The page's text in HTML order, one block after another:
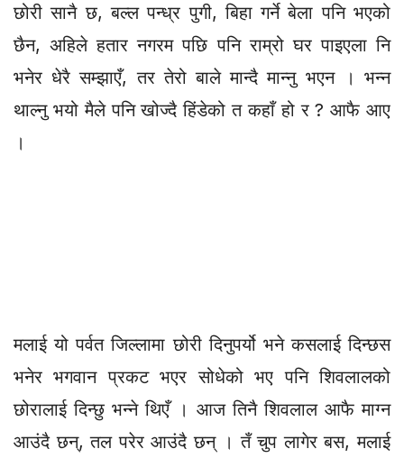
छोरी सानै छ, बल्ल पन्ध्र पुगी, बिहा गर्ने बेला पनि भएको
छैन, अहिले हतार नगरम पछि पनि राम्रो घर पाइएला नि
भनेर धेरै सम्झाएँ, तर तेरो बाले मान्दै मान्नु भएन । भन्न
थाल्नु भयो मैले पनि खोज्दै हिंडेको त कहाँ हो र ? आफै आए
।
मलाई यो पर्वत जिल्लामा छोरी दिनुपर्यो भने कसलाई दिन्छस
भनेर भगवान प्रकट भएर सोधेको भए पनि शिवलालको
छोरालाई दिन्छु भन्ने थिएँ । आज तिनै शिवलाल आफै माग्न
आउंदै छन्, तल परेर आउंदै छन् । तँ चुप लागेर बस, मलाई